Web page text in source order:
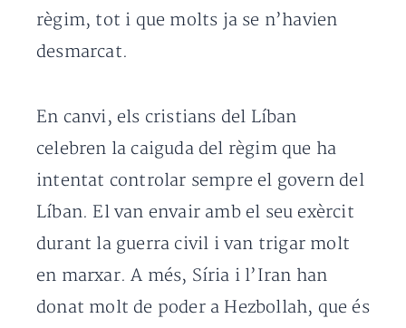
règim, tot i que molts ja se n’havien
desmarcat.
En canvi, els cristians del Líban
celebren la caiguda del règim que ha
intentat controlar sempre el govern del
Líban. El van envair amb el seu exèrcit
durant la guerra civil i van trigar molt
en marxar. A més, Síria i l’Iran han
donat molt de poder a Hezbollah, que és